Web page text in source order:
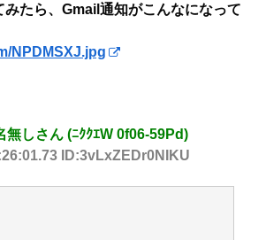
みたら、Gmail通知がこんなになって
NPDMSXJ.jpg
無しさん (ﾆｸｸｴW 0f06-59Pd)
ID:3vLxZEDr0NIKU